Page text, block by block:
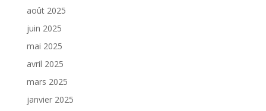
août 2025
juin 2025
mai 2025
avril 2025
mars 2025
janvier 2025